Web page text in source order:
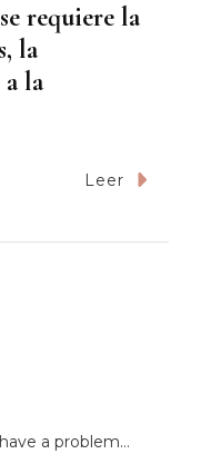
requiere la
la
la
Leer
a problem…